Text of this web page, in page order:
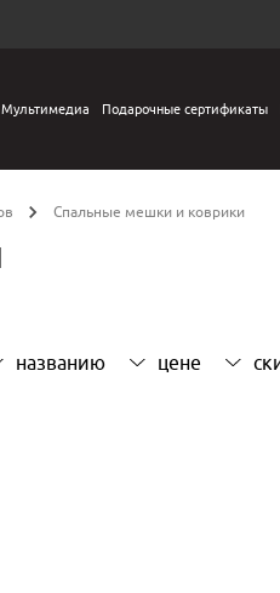
Мультимедиа Подарочные сертификаты
Спальные мешки и коврики
названию цене